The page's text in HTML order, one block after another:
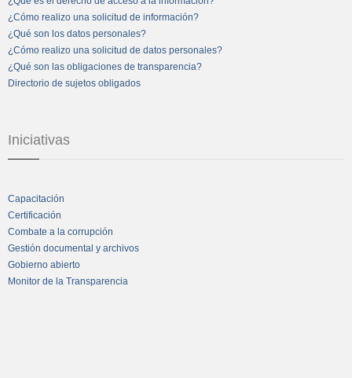
¿Cómo realizo una solicitud de información?
¿Qué son los datos personales?
¿Cómo realizo una solicitud de datos personales?
¿Qué son las obligaciones de transparencia?
Directorio de sujetos obligados
Iniciativas
Capacitación
Certificación
Combate a la corrupción
Gestión documental y archivos
Gobierno abierto
Monitor de la Transparencia